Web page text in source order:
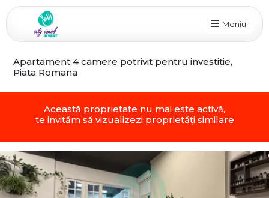
Meniu
Apartament 4 camere potrivit pentru investitie,
Piata Romana
Această proprietate nu mai este activă,
te invităm să vizualizezi proprietăți similare